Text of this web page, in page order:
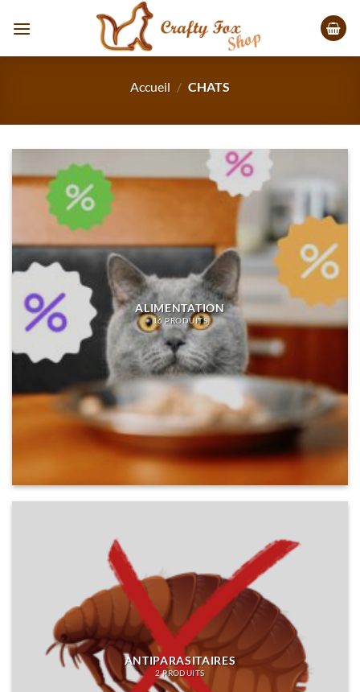
Accueil / CHATS
ALIMENTATION
16 PRODUITS
ANTIPARASITAIRES
2 PRODUITS